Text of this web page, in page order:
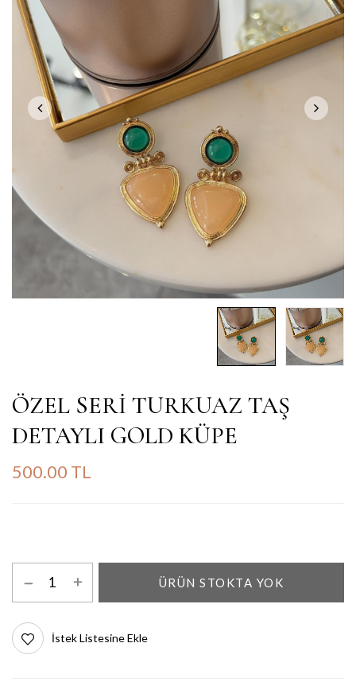
ÖZEL SERİ TURKUAZ TAŞ
DETAYLI GOLD KÜPE
500.00 TL
ÜRÜN STOKTA YOK
İstek Listesine Ekle